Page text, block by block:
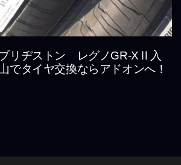
リヂストン レグノGR-XⅡ入
でタイヤ交換ならアドオンへ！